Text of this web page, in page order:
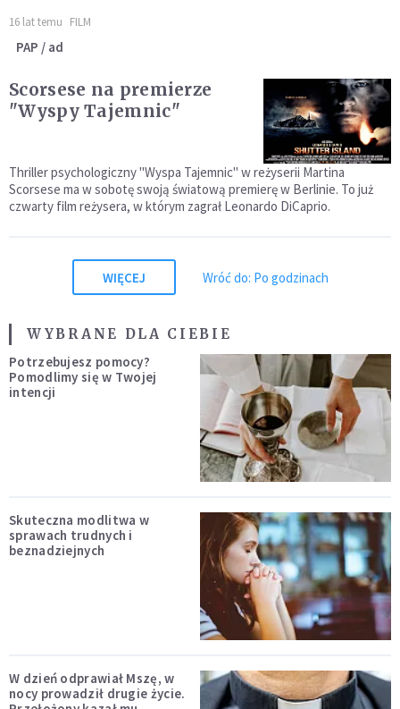
16 lat temu FILM
PAP / ad
Scorsese na premierze
"Wyspy Tajemnic"
Thriller psychologiczny "Wyspa Tajemnic" w reżyserii Martina
Scorsese ma w sobotę swoją światową premierę w Berlinie. To już
czwarty film reżysera, w którym zagrał Leonardo DiCaprio.
WIĘCEJ Wróć do: Po godzinach
WYBRANE DLA CIEBIE
Potrzebujesz pomocy?
Pomodlimy się w Twojej
intencji
Skuteczna modlitwa w
sprawach trudnych i
beznadziejnych
W dzień odprawiał Mszę, w
nocy prowadził drugie życie.